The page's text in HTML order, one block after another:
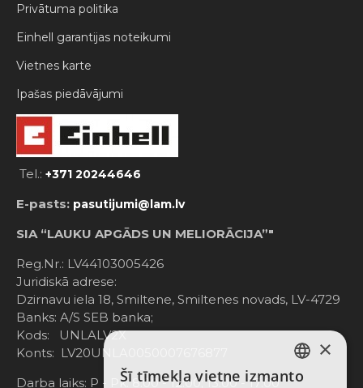
Privātuma politika
Einhell garantijas noteikumi
Vietnes karte
Ipašas piedāvājumi
Tel.: +371 20244646
E-pasts: pasutijumi@lam.lv
SIA “LAUKU APGĀDS UN MELIORĀCIJA”"
Reg.Nr.: LV44103005426
Juridiskā adrese:
Dzirnavu iela 18, Smiltene, Smiltenes novads, LV-4729
Banks: A/S SEB banka;
Kods: UNLALV2X
Konts: LV20UNLA0050007676877
Darba laiks: P - Pk. 8:00 - 12:00; 13:00 - 17:00
LATVIAN
×
Šī tīmekļa vietne izmanto